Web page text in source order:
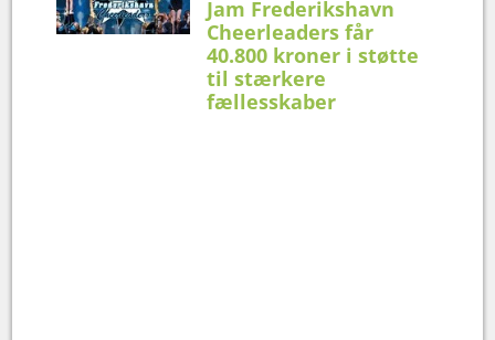
Jam Frederikshavn
Cheerleaders får
40.800 kroner i støtte
til stærkere
fællesskaber